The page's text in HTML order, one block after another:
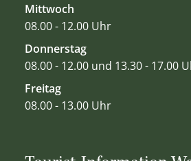
Mittwoch
08.00 - 12.00 Uhr
Donnerstag
08.00 - 12.00 und 13.30 - 17.00
Freitag
08.00 - 13.00 Uhr